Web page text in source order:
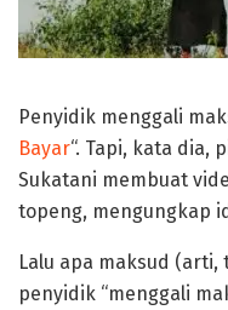
Penyidik menggali
Bayar“. Tapi, kata dia,
Sukatani membuat
topeng, mengungkap
Lalu apa maksud
penyidik “menggali